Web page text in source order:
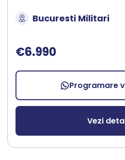
Bucuresti Militari
€6.990
Programare
Vezi